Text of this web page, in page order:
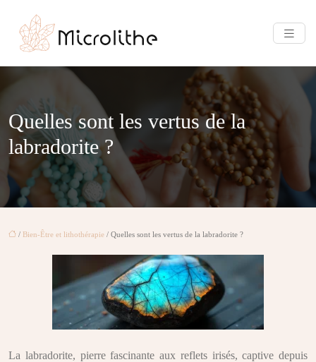
Quelles sont les vertus de la
labradorite ?
/ Bien-Être et lithothérapie / Quelles sont les vertus de la labradorite ?
La labradorite, pierre fascinante aux reflets irisés, captive depuis